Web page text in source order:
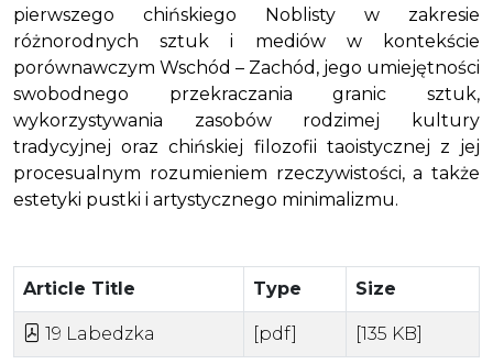
pierwszego chińskiego Noblisty w zakresie
różnorodnych sztuk i mediów w kontekście
porównawczym Wschód – Zachód, jego umiejętności
swobodnego prze kraczania granic sztuk,
wykorzystywania zasobów rodzimej kultury
tradycyjnej oraz chińskiej filozofii taoistycznej z jej
procesualnym rozumieniem rzeczywistości, a także
estetyki pustki i artystycznego minimalizmu.
Article Title Type Size
19 Labedzka [pdf] [135 KB]